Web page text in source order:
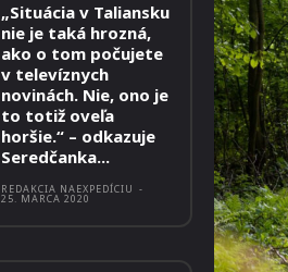
„Situácia v Taliansku
nie je taká hrozná,
ako o tom počujete
v televíznych
novinách. Nie, ono je
to totiž oveľa
horšie.“ – odkazuje
Seredčanka...
REDAKCIA NAEXPEDÍCIU -
25. MARCA 2020